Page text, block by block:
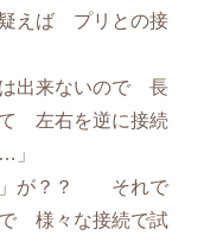
えば プリとの接
は出来ないので 長
て 左右を逆に接続
…」
」が？？ それで
様々な接続で試